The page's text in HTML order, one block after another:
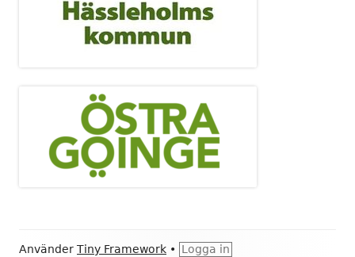
Sidfot
Använder Tiny Framework • Logga in